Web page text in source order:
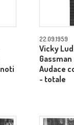
22.09.1959
Vicky
Audace
- totale